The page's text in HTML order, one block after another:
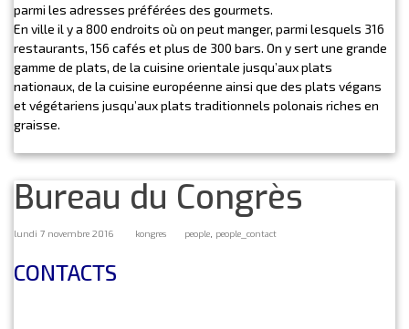
parmi les adresses préférées des gourmets.
En ville il y a 800 endroits où on peut manger, parmi lesquels 316
restaurants, 156 cafés et plus de 300 bars. On y sert une grande
gamme de plats, de la cuisine orientale jusqu’aux plats
nationaux, de la cuisine européenne ainsi que des plats végans
et végétariens jusqu’aux plats traditionnels polonais riches en
graisse.
Bureau du Congrès
lundi 7 novembre 2016 kongres people, people_contact
CONTACTS